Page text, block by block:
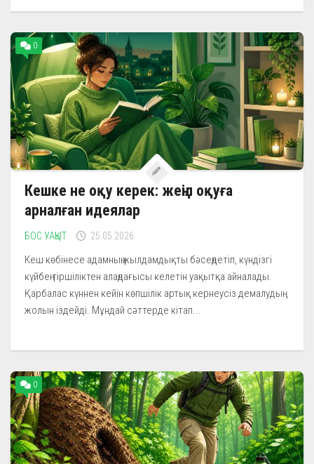
0
Кешке не оқу керек: жеңіл оқуға
арналған идеялар
БОС УАҚЫТ 25.05.2026
Кеш көбінесе адамның жылдамдықты бәсеңдетіп, күндізгі
күйбең тіршіліктен алаңдағысы келетін уақытқа айналады.
Қарбалас күннен кейін көпшілік артық кернеусіз демалудың
жолын іздейді. Мұндай сәттерде кітап...
0